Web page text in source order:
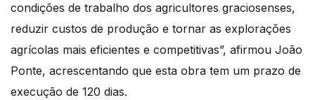
condições de trabalho dos agricultores graciosenses,
reduzir custos de produção e tornar as explorações
agrícolas mais eficientes e competitivas”, afirmou João
Ponte, acrescentando que esta obra tem um prazo de
execução de 120 dias.